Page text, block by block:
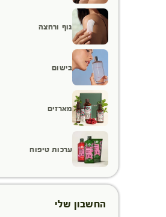
גוף ורחצה
בישום
מארזים
ערכות טיפוח
החשבון שלי